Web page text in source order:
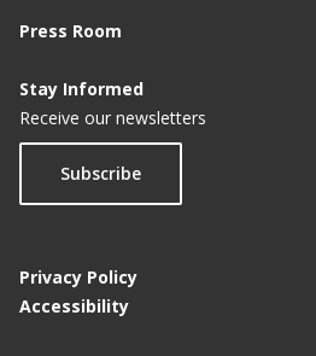
Press Room
Stay Informed
Receive our newsletters
Subscribe
Privacy Policy
Accessibility